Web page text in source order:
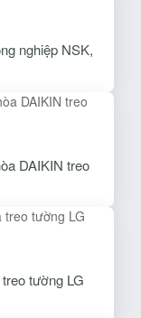
nghiệp NSK,
DAIKIN treo
tường LG